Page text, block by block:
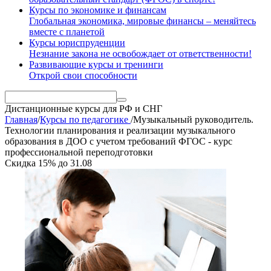
Курсы по экономике и финансам
Глобальная экономика, мировые финансы – меняйтесь
вместе с планетой
Курсы юриспруденции
Незнание закона не освобождает от ответственности!
Развивающие курсы и тренинги
Открой свои способности
Дистанционные курсы для РФ и СНГ
Главная/Курсы по педагогике /Музыкальный руководитель.
Технологии планирования и реализации музыкального
образования в ДОО с учетом требований ФГОС - курс
профессиональной переподготовки
Скидка 15% до 31.08